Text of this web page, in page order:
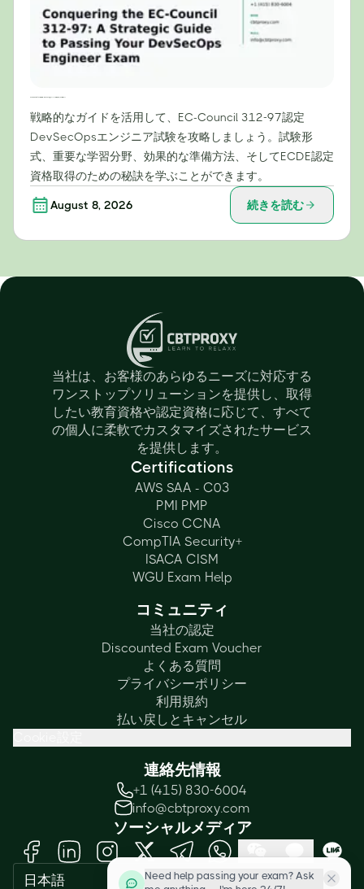
戦略的なガイドを活用して、EC-Council 312-97認定
DevSecOpsエンジニア試験を攻略しましょう。試験形
式、重要な学習分野、効果的な準備方法、そしてECDE認定
資格取得のための秘訣を学ぶことができます。
August 8, 2026 続きを読む
当社は、お客様のあらゆるニーズに対応する
ワンストップソリューションを提供し、取得
したい教育資格や認定資格に応じて、すべて
の個人に柔軟でカスタマイズされたサービス
を提供します。
Certifications
AWS SAA - C03
PMI PMP
Cisco CCNA
CompTIA Security+
ISACA CISM
WGU Exam Help
コミュニティ
当社の認定
Discounted Exam Voucher
よくある質問
プライバシーポリシー
利用規約
払い戻しとキャンセル
連絡先情報
+1 (415) 830-6004
info@cbtproxy.com
ソーシャルメディア
日本語
Need help passing your exam? Ask